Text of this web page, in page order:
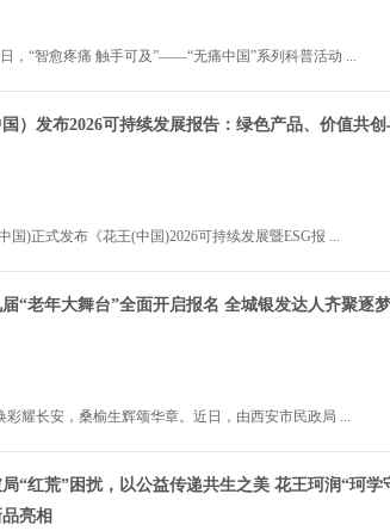
，“智愈疼痛 触手可及”——“无痛中国”系列科普活动 ...
）发布2026可持续发展报告：绿色产品、价值共
国)正式发布《花王(中国)2026可持续发展暨ESG报 ...
“老年大舞台”全面开启报名 全城银发达人齐聚逐梦
彩耀长安，桑榆生辉颂华章。近日，由西安市民政局 ...
“红荒”困扰，以公益传递共生之美 花王珂润“珂
亮相